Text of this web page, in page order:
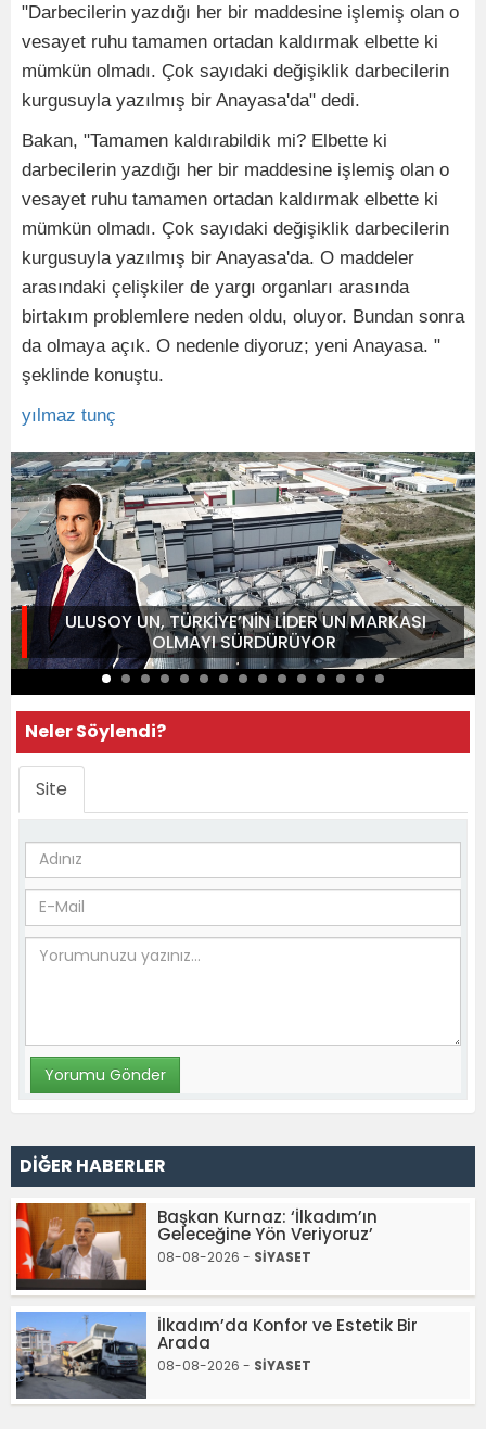
"Darbecilerin yazdığı her bir maddesine işlemiş olan o
vesayet ruhu tamamen ortadan kaldırmak elbette ki
mümkün olmadı. Çok sayıdaki değişiklik darbecilerin
kurgusuyla yazılmış bir Anayasa'da" dedi.
Bakan, "Tamamen kaldırabildik mi? Elbette ki
darbecilerin yazdığı her bir maddesine işlemiş olan o
vesayet ruhu tamamen ortadan kaldırmak elbette ki
mümkün olmadı. Çok sayıdaki değişiklik darbecilerin
kurgusuyla yazılmış bir Anayasa'da. O maddeler
arasındaki çelişkiler de yargı organları arasında
birtakım problemlere neden oldu, oluyor. Bundan sonra
da olmaya açık. O nedenle diyoruz; yeni Anayasa. "
şeklinde konuştu.
yılmaz tunç
ULUSOY UN, TÜRKİYE’NİN LİDER UN MARKASI
OLMAYI SÜRDÜRÜYOR
Neler Söylendi?
Site
DİĞER HABERLER
Başkan Kurnaz: ‘İlkadım’ın
Geleceğine Yön Veriyoruz’
08-08-2026 - SİYASET
İlkadım’da Konfor ve Estetik Bir
Arada
08-08-2026 - SİYASET